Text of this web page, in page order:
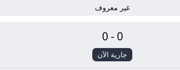
غير معروف
0-0
جارية الآن